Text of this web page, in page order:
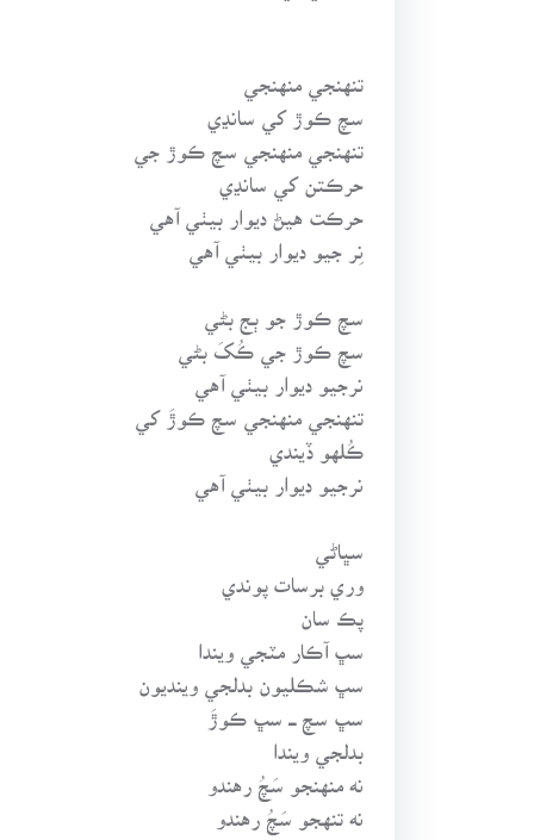
سچ ڪوڙ کي سانڍي
حرڪتن کي سانڍي
حرڪت هيڻ ديوار بيٺي آهي
نِر جيو ديوار بيٺي آهي
سچ ڪوڙ جي ڪُکَ بڻي
نرجيو ديوار بيٺي آهي
تنهنجي منهنجي سچ ڪوڙَ کي
ڪُلهو ڏيندي
نرجيو ديوار بيٺي آهي
سڀاڻي
وري برسات پوندي
پڪ سان
سڀ آڪار مٽجي ويندا
سڀ شڪليون بدلجي وينديون
سڀ سچ ـــ سڀ ڪوڙَ
بدلجي ويندا
نه منهنجو سَچُ رهندو
نه تنهجو سَچُ رهندو